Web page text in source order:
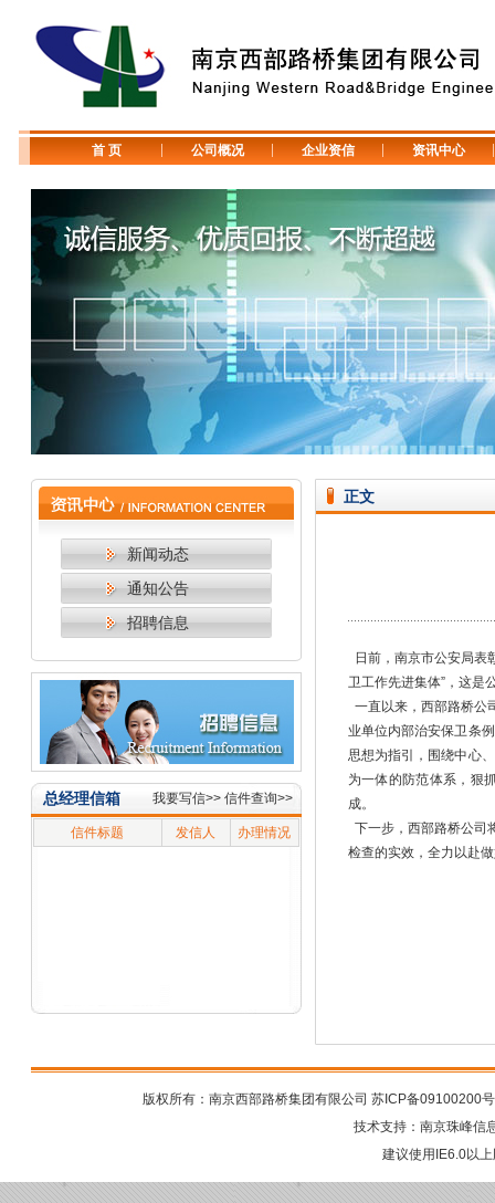
首 页 公司概况 企业资信 资讯中心
新闻动态
通知公告
招聘信息
总经理信箱 我要写信>> 信件查询>>
信件标题 发信人 办理情况
正文
日前，南京市公安局表
卫工作先进集体”，这是
一直以来，西部路桥公
业单位内部治安保卫条
思想为指引，围绕中心
为一体的防范体系，狠
成。
下一步，西部路桥公司
检查的实效，全力以赴
版权所有：南京西部路桥集团有限公司 苏ICP备09100200号
技术支持： 南京珠峰信
建议使用IE6.0以